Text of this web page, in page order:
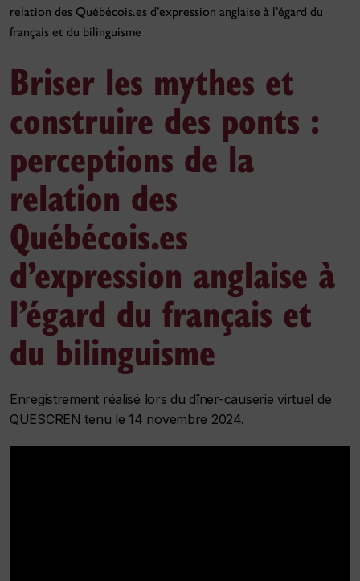
relation des Québécois.es d’expression anglaise à l’égard du
français et du bilinguisme
Briser les mythes et
construire des ponts :
perceptions de la
relation des
Québécois.es
d’expression anglaise à
l’égard du français et
du bilinguisme
Enregistrement réalisé lors du dîner-causerie virtuel de
QUESCREN tenu le 14 novembre 2024.